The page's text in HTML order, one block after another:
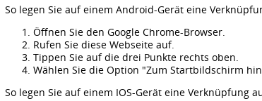
So legen Sie auf einem Android-Gerät eine
Öffnen Sie den Google Chrome-Browser.
Rufen Sie diese Webseite auf.
Tippen Sie auf die drei Punkte rechts oben.
Wählen Sie die Option "Zum Startbildschirm
So legen Sie auf einem IOS-Gerät eine Verknüpfung